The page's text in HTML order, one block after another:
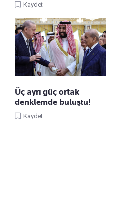
Kaydet
Üç ayrı güç ortak
denklemde buluştu!
Kaydet